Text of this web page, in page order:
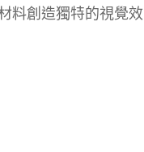
料創造獨特的視覺效